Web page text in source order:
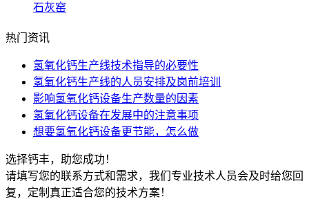
石灰窑
热门资讯
氢氧化钙生产线技术指导的必要性
氢氧化钙生产线的人员安排及岗前培训
影响氢氧化钙设备生产数量的因素
氢氧化钙设备在发展中的注意事项
想要氢氧化钙设备更节能，怎么做
选择钙丰，助您成功！
请填写您的联系方式和需求，我们专业技术人员会及时给您回
复，定制真正适合您的技术方案！